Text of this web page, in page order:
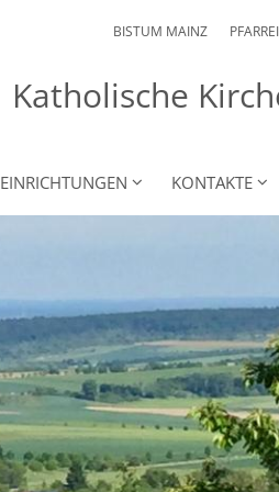
BISTUM MAINZ
Katholische
EINRICHTUNGEN KONTAKTE